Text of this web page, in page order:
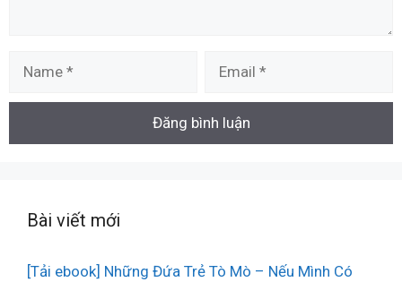
Bài viết mới
[Tải ebook] Những Đứa Trẻ Tò Mò – Nếu Mình Có